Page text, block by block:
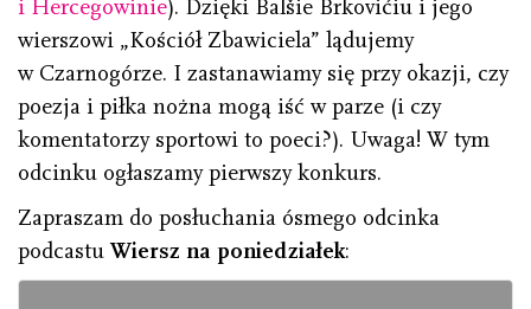
i Hercegowinie). Dzięki Balšie Brkovićiu i jego
wierszowi „Kościół Zbawiciela” lądujemy
w Czarnogórze. I zastanawiamy się przy okazji, czy
poezja i piłka nożna mogą iść w parze (i czy
komentatorzy sportowi to poeci?). Uwaga! W tym
odcinku ogłaszamy pierwszy konkurs.
Zapraszam do posłuchania ósmego odcinka
podcastuWiersz na poniedziałek: